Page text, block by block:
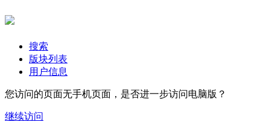
搜索
版块列表
用户信息
您访问的页面无手机页面，是否进一步访问电脑版？
继续访问